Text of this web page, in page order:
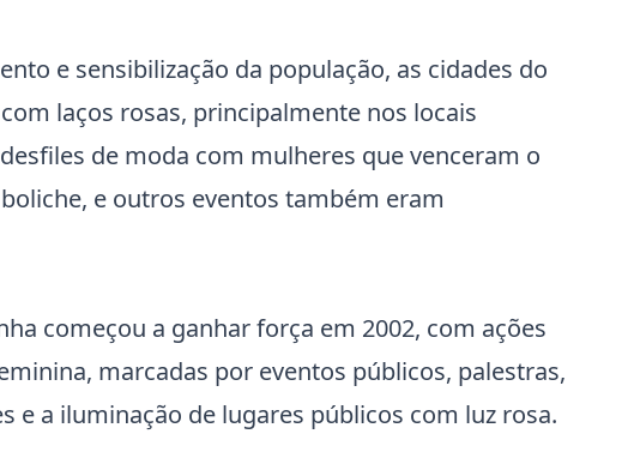
e sensibilização da população, as cidades do
laços rosas, principalmente nos locais
de moda com mulheres que venceram o
e outros eventos também eram
começou a ganhar força em 2002, com ações
marcadas por eventos públicos, palestras,
e a iluminação de lugares públicos com luz rosa.